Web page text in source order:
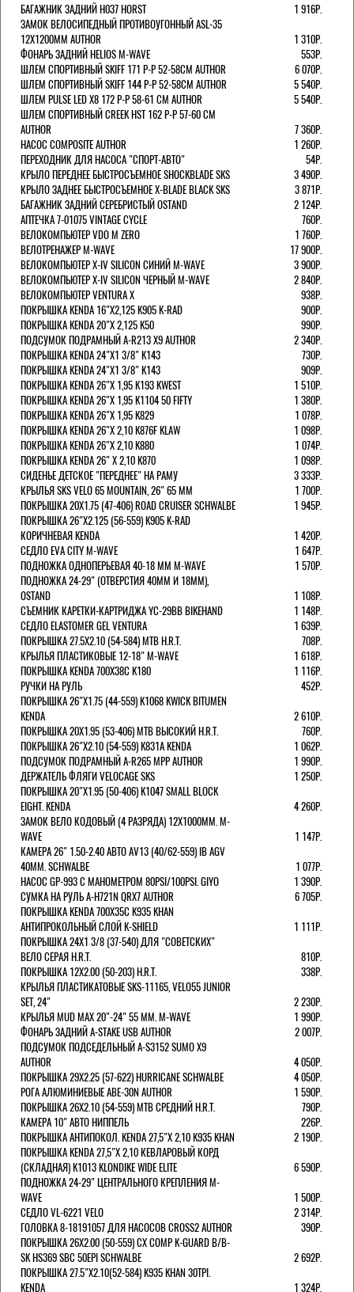
БАГАЖНИК ЗАДНИЙ H037 HORST
1 916Р.
ЗАМОК ВЕЛОСИПЕДНЫЙ ПРОТИВОУГОННЫЙ ASL-35
12Х1200ММ AUTHOR
1 310Р.
ФОНАРЬ ЗАДНИЙ HELIOS M-WAVE
553Р.
ШЛЕМ СПОРТИВНЫЙ SKIFF 171 Р-Р 52-58СМ AUTHOR
6 070Р.
ШЛЕМ СПОРТИВНЫЙ SKIFF 144 Р-Р 52-58СМ AUTHOR
5 540Р.
ШЛЕМ PULSE LED X8 172 Р-Р 58-61 СМ AUTHOR
5 540Р.
ШЛЕМ СПОРТИВНЫЙ CREEK HST 162 Р-Р 57-60 СМ
AUTHOR
7 360Р.
НАСОС COMPOSITE AUTHOR
1 260Р.
ПЕРЕХОДНИК ДЛЯ НАСОСА "СПОРТ-АВТО"
54Р.
КРЫЛО ПЕРЕДНЕЕ БЫСТРОСЪЕМНОЕ SHOCKBLADE SKS
3 490Р.
КРЫЛО ЗАДНЕЕ БЫСТРОСЪЕМНОЕ X-BLADE BLACK SKS
3 871Р.
БАГАЖНИК ЗАДНИЙ СЕРЕБРИСТЫЙ OSTAND
2 124Р.
АПТЕЧКА 7-01075 VINTAGE CYCLE
760Р.
ВЕЛОКОМПЬЮТЕР VDO M ZERO
1 760Р.
ВЕЛОТРЕНАЖЕР M-WAVE
17 900Р.
ВЕЛОКОМПЬЮТЕР X-IV SILICON СИНИЙ M-WAVE
3 900Р.
ВЕЛОКОМПЬЮТЕР X-IV SILICON ЧЕРНЫЙ M-WAVE
2 840Р.
ВЕЛОКОМПЬЮТЕР VENTURA Х
938Р.
ПОКРЫШКА KENDA 16"Х2,125 K905 K-RAD
900Р.
ПОКРЫШКА KENDA 20"Х 2,125 K50
990Р.
ПОДСУМОК ПОДРАМНЫЙ A-R213 X9 AUTHOR
2 340Р.
ПОКРЫШКА KENDA 24"Х1 3/8" K143
730Р.
ПОКРЫШКА KENDA 24"Х1 3/8" K143
909Р.
ПОКРЫШКА KENDA 26"Х 1,95 K193 KWEST
1 510Р.
ПОКРЫШКА KENDA 26"Х 1,95 K1104 50 FIFTY
1 380Р.
ПОКРЫШКА KENDA 26"Х 1,95 K829
1 078Р.
ПОКРЫШКА KENDA 26"Х 2,10 K876F KLAW
1 098Р.
ПОКРЫШКА KENDA 26"Х 2,10 K880
1 074Р.
ПОКРЫШКА KENDA 26" Х 2,10 K870
1 098Р.
СИДЕНЬЕ ДЕТСКОЕ "ПЕРЕДНЕЕ" НА РАМУ
3 333Р.
КРЫЛЬЯ SKS VELO 65 MOUNTAIN, 26" 65 ММ
1 700Р.
ПОКРЫШКА 20X1.75 (47-406) ROAD CRUISER SCHWALBE
1 945Р.
ПОКРЫШКА 26"Х2.125 (56-559) K905 K-RAD
КОРИЧНЕВАЯ KENDA
1 420Р.
СЕДЛО EVA CITY M-WAVE
1 647Р.
ПОДНОЖКА ОДНОПЕРЬЕВАЯ 40-18 ММ M-WAVE
1 570Р.
ПОДНОЖКА 24-29" (ОТВЕРСТИЯ 40ММ И 18ММ),
OSTAND
1 108Р.
СЪЕМНИК КАРЕТКИ-КАРТРИДЖА YC-29BB BIKEHAND
1 148Р.
СЕДЛО ELASTOMER GEL VENTURA
1 639Р.
ПОКРЫШКА 27.5X2.10 (54-584) MTB H.R.T.
708Р.
КРЫЛЬЯ ПЛАСТИКОВЫЕ 12-18" M-WAVE
1 618Р.
ПОКРЫШКА KENDA 700Х38С K180
1 116Р.
РУЧКИ НА РУЛЬ
452Р.
ПОКРЫШКА 26"Х1.75 (44-559) K1068 KWICK BITUMEN
KENDA
2 610Р.
ПОКРЫШКА 20X1.95 (53-406) MTB ВЫСОКИЙ H.R.T.
760Р.
ПОКРЫШКА 26"Х2.10 (54-559) K831A KENDA
1 062Р.
ПОДСУМОК ПОДРАМНЫЙ A-R265 MPP AUTHOR
1 990Р.
ДЕРЖАТЕЛЬ ФЛЯГИ VELOCAGE SKS
1 250Р.
ПОКРЫШКА 20"Х1.95 (50-406) K1047 SMALL BLOCK
EIGHT. KENDA
4 260Р.
ЗАМОК ВЕЛО КОДОВЫЙ (4 РАЗРЯДА) 12Х1000ММ. M-
WAVE
1 147Р.
КАМЕРА 26" 1.50-2.40 АВТО AV13 (40/62-559) IB AGV
40MM. SCHWALBE
1 077Р.
НАСОС GP-993 С МАНОМЕТРОМ 80PSI/100PSI. GIYO
1 390Р.
СУМКА НА РУЛЬ A-H721N QRX7 AUTHOR
6 705Р.
ПОКРЫШКА KENDA 700Х35С K935 KHAN
АНТИПРОКОЛЬНЫЙ СЛОЙ K-SHIELD
1 111Р.
ПОКРЫШКА 24X1 3/8 (37-540) ДЛЯ "СОВЕТСКИХ"
ВЕЛО СЕРАЯ H.R.T.
810Р.
ПОКРЫШКА 12X2.00 (50-203) H.R.T.
338Р.
КРЫЛЬЯ ПЛАСТИКАТОВЫЕ SKS-11165, VELO55 JUNIOR
SET, 24"
2 230Р.
КРЫЛЬЯ MUD MAX 20"-24" 55 ММ. M-WAVE
1 990Р.
ФОНАРЬ ЗАДНИЙ A-STAKE USB AUTHOR
2 007Р.
ПОДСУМОК ПОДСЕДЕЛЬНЫЙ A-S3152 SUMO X9
AUTHOR
4 050Р.
ПОКРЫШКА 29X2.25 (57-622) HURRICANE SCHWALBE
4 050Р.
РОГА АЛЮМИНИЕВЫЕ ABE-30N AUTHOR
1 590Р.
ПОКРЫШКА 26X2.10 (54-559) MTB СРЕДНИЙ H.R.T.
790Р.
КАМЕРА 10" АВТО НИППЕЛЬ
226Р.
ПОКРЫШКА АНТИПОКОЛ. KENDA 27,5"Х 2,10 K935 KHAN
2 190Р.
ПОКРЫШКА KENDA 27,5"Х 2,10 КЕВЛАРОВЫЙ КОРД
(СКЛАДНАЯ) K1013 KLONDIKE WIDE ELITE
6 590Р.
ПОДНОЖКА 24-29" ЦЕНТРАЛЬНОГО КРЕПЛЕНИЯ M-
WAVE
1 500Р.
СЕДЛО VL-6221 VELO
2 314Р.
ГОЛОВКА 8-18191057 ДЛЯ НАСОСОВ CROSS2 AUTHOR
390Р.
ПОКРЫШКА 26X2.00 (50-559) CX COMP K-GUARD B/B-
SK HS369 SBC 50EPI SCHWALBE
2 692Р.
ПОКРЫШКА 27.5"Х2.10(52-584) K935 KHAN 30TPI.
KENDA
1 324Р.